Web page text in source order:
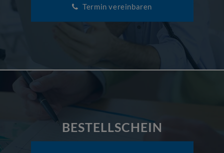
Termin vereinbaren
BESTELLSCHEIN